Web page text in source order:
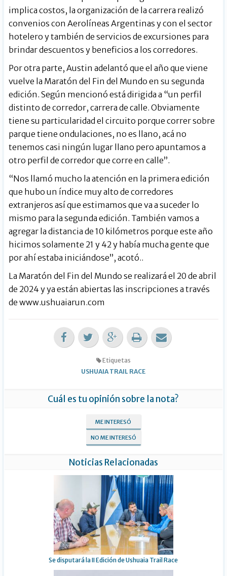
implica costos, la organización de la carrera realizó
convenios con Aerolíneas Argentinas y con el sector
hotelero y también de servicios de excursiones para
brindar descuentos y beneficios a los corredores.
Por otra parte, Austin adelantó que el año que viene
vuelve la Maratón del Fin del Mundo en su segunda
edición. Según mencionó está dirigida a “un perfil
distinto de corredor, carrera de calle. Obviamente
tiene su particularidad el circuito porque correr sobre
parque tiene ondulaciones, no es llano, acá no
tenemos casi ningún lugar llano pero apuntamos a
otro perfil de corredor que corre en calle”.
“Nos llamó mucho la atención en la primera edición
que hubo un índice muy alto de corredores
extranjeros así que estimamos que va a suceder lo
mismo para la segunda edición. También vamos a
agregar la distancia de 10 kilómetros porque este año
hicimos solamente 21 y 42 y había mucha gente que
por ahí estaba iniciándose”, acotó..
La Maratón del Fin del Mundo se realizará el 20 de abril
de 2024 y ya están abiertas las inscripciones a través
dewww.ushuaiarun.com
Etiquetas
USHUAIA TRAIL RACE
Cuál es tu opinión sobre la nota?
ME INTERESÓ
NO ME INTERESÓ
Noticias Relacionadas
Se disputará la II Edición de Ushuaia Trail Race